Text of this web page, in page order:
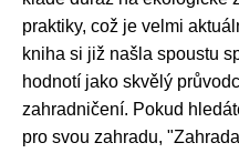
praktiky, což je velmi
kniha si již našla spoustu
hodnotí jako skvělý
zahradničení. Pokud
pro svou zahradu,